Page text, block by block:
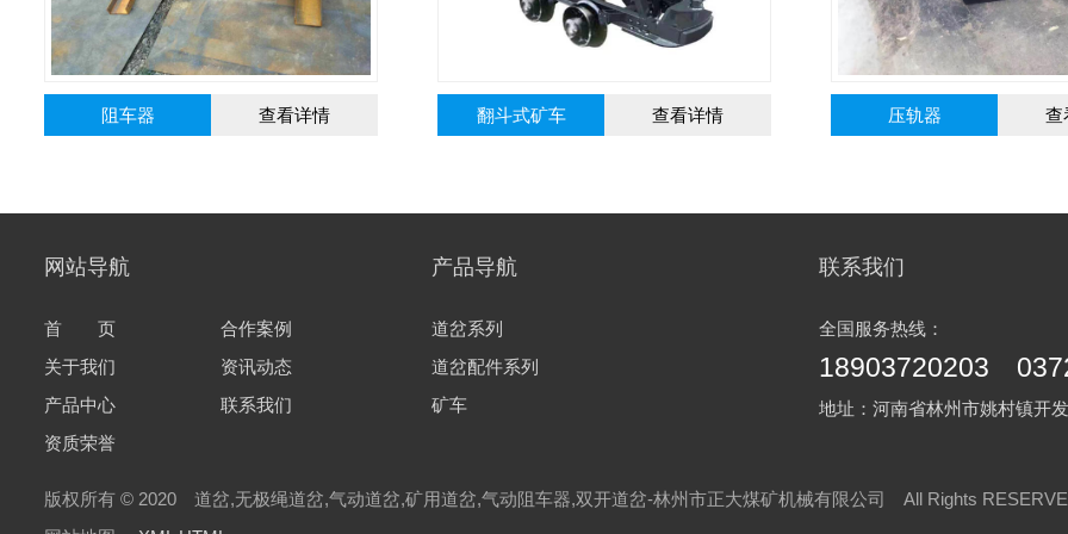
翻斗式矿车 查看详情 压轨器 查看详情 挡车器
网站导航
首 页
合作案例
关于我们
资讯动态
产品中心
联系我们
资质荣誉
产品导航
道岔系列
道岔配件系列
矿车
联系我们
全国服务热线：
18903720203
地址：河南省林州市姚村镇开
版权所有 © 2020 道岔,无极绳道岔,气动道岔,矿用道岔,气动阻车器,双开道岔-林州市正大煤矿机械有限公司 All Rights